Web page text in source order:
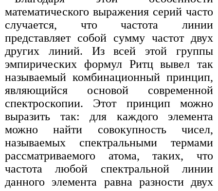
математического выражения серий часто
случается, что частота линии
представляет собой сумму частот двух
других линий. Из всей этой группы
эмпирических формул Ритц вывел так
называемый комбинационный принцип,
являющийся основой современной
спектроскопии. Этот принцип можно
выразить так: для каждого элемента
можно найти совокупность чисел,
называемых спектральными термами
рассматриваемого атома, таких, что
частота любой спектральной линии
данного элемента равна разности двух